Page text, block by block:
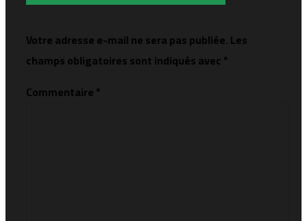
Votre adresse e-mail ne sera pas publiée.Les
champs obligatoires sont indiqués avec*
Commentaire*